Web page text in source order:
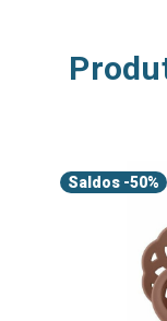
Saldos -50%